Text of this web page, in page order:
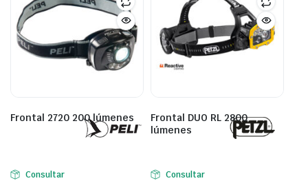
Frontal 2720 200 lúmenes
Consultar
Frontal DUO RL 2800
lúmenes
Consultar